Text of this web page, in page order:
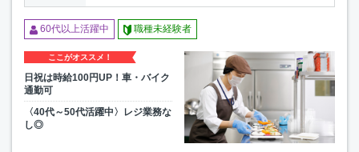
60代以上活躍中 職種未経験者
ここがオススメ！
日祝は時給100円UP！車・バイク
通勤可
〈40代～50代活躍中〉レジ業務な
し◎